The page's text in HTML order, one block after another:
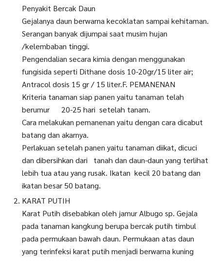
Penyakit Bercak Daun
Gejalanya daun berwarna kecoklatan sampai kehitaman.
Serangan banyak dijumpai saat musim hujan
/kelembaban tinggi.
Pengendalian secara kimia dengan menggunakan
fungisida seperti Dithane dosis 10-20gr/15 liter air;
Antracol dosis 15 gr / 15 liter.F. PEMANENAN
Kriteria tanaman siap panen yaitu tanaman telah
berumur 20-25 hari setelah tanam.
Cara melakukan pemanenan yaitu dengan cara dicabut
batang dan akarnya.
Perlakuan setelah panen yaitu tanaman diikat, dicuci
dan dibersihkan dari tanah dan daun-daun yang terlihat
lebih tua atau yang rusak. Ikatan kecil 20 batang dan
ikatan besar 50 batang.
KARAT PUTIH
Karat Putih disebabkan oleh jamur Albugo sp. Gejala
pada tanaman kangkung berupa bercak putih timbul
pada permukaan bawah daun. Permukaan atas daun
yang terinfeksi karat putih menjadi berwarna kuning